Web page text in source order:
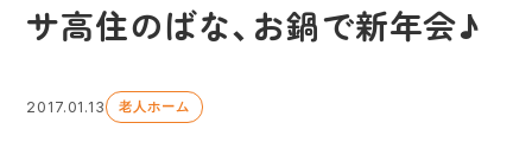
サ高住のばな、お鍋で新年会♪
2017.01.13 老人ホーム